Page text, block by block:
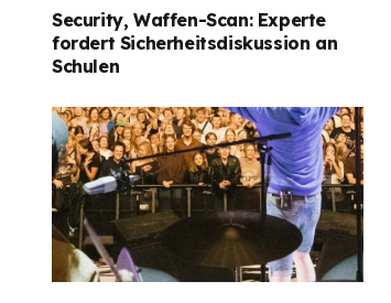
Security, Waffen-Scan: Experte
fordert Sicherheitsdiskussion an
Schulen